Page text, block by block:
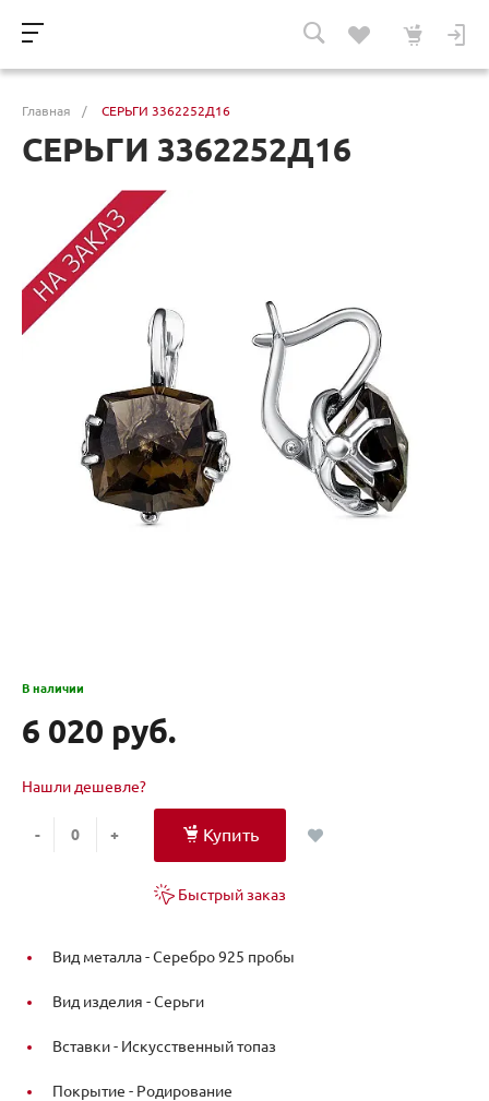
Главная / СЕРЬГИ 3362252Д16
СЕРЬГИ 3362252Д16
В наличии
6 020 руб.
Нашли дешевле?
- + Купить
Быстрый заказ
Вид металла -Серебро 925 пробы
Вид изделия -Серьги
Вставки - Искусственный топаз
Покрытие - Родирование